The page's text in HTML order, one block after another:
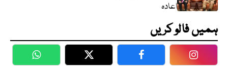
اعادہ
ہمیں فالو کریں
WhatsApp Twitter Facebook